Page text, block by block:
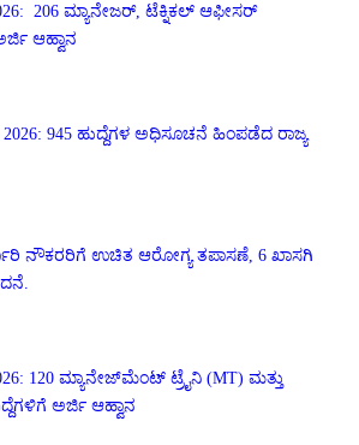
206 ಮ್ಯಾನೇಜರ್, ಟೆಕ್ನಿಕಲ್ ಆಫೀಸರ್
ಆಹ್ವಾನ
945 ಹುದ್ದೆಗಳ ಅಧಿಸೂಚನೆ ಹಿಂಪಡೆದ ರಾಜ್ಯ
ನೌಕರರಿಗೆ ಉಚಿತ ಆರೋಗ್ಯ ತಪಾಸಣೆ, 6 ಖಾಸಗಿ
120 ಮ್ಯಾನೇಜ್‌ಮೆಂಟ್ ಟ್ರೈನಿ (MT) ಮತ್ತು
ಅರ್ಜಿ ಆಹ್ವಾನ